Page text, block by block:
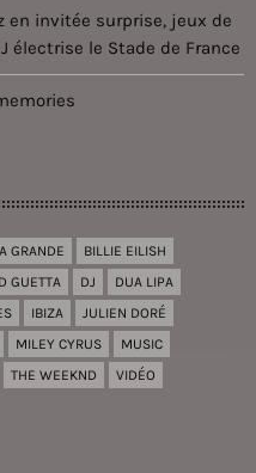
en invitée surprise, jeux de
électrise le Stade de France
GRANDE
BILLIE EILISH
GUETTA DJ
DUA LIPA
IBIZA
JULIEN DORÉ
MILEY CYRUS
MUSIC
THE WEEKND VIDÉO